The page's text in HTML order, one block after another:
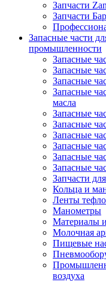
Запчасти
Запчасти
Запасные части
промышленности
Запасные
Запасные
Запасные
Запасные
масла
Запасные
Запасные
Запасные
Запасные
Запасные
Запасные
Запчасти
Кольца и
Ленты
Манометры
Материалы
Молочная
Пищевые
воздуха